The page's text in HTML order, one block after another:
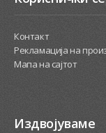
Контакт
Рекламација на
Мапа на сајтот
Издвојуваме